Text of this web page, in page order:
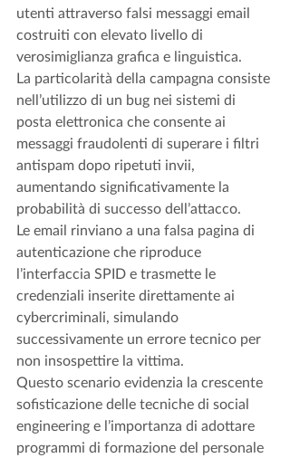
utenti attraverso falsi messaggi email
costruiti con elevato livello di
verosimiglianza grafica e linguistica.
La particolarità della campagna consiste
nell’utilizzo di un bug nei sistemi di
posta elettronica che consente ai
messaggi fraudolenti di superare i filtri
antispam dopo ripetuti invii,
aumentando significativamente la
probabilità di successo dell’attacco.
Le email rinviano a una falsa pagina di
autenticazione che riproduce
l’interfaccia SPID e trasmette le
credenziali inserite direttamente ai
cybercriminali, simulando
successivamente un errore tecnico per
non insospettire la vittima.
Questo scenario evidenzia la crescente
sofisticazione delle tecniche di social
engineering e l’importanza di adottare
programmi di formazione del personale